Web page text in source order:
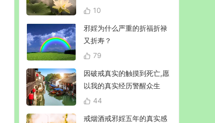
萨”20小时奇迹生还！
10
邪婬为什么严重的折福折禄
又折寿？
79
因破戒真实的触摸到死亡,愿
以我的真实经历警醒众生
44
戒烟酒戒邪婬五年的真实感